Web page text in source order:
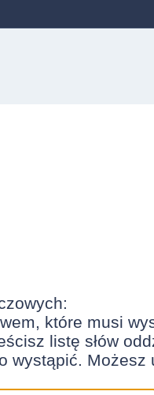
które musi
listę słów
wystąpić.